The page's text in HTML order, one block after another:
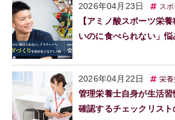
2026年04月23日 ス
【アミノ酸スポーツ栄
いのに食べられない」
2026年04月22日 栄
管理栄養士自身が生活
確認するチェックリス